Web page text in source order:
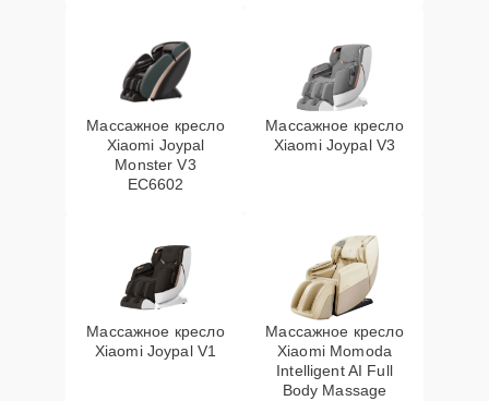
Массажное кресло
Xiaomi Joypal
Monster V3
EC6602
Массажное кресло
Xiaomi Joypal V3
Массажное кресло
Xiaomi Joypal V1
Массажное кресло
Xiaomi Momoda
Intelligent AI Full
Body Massage